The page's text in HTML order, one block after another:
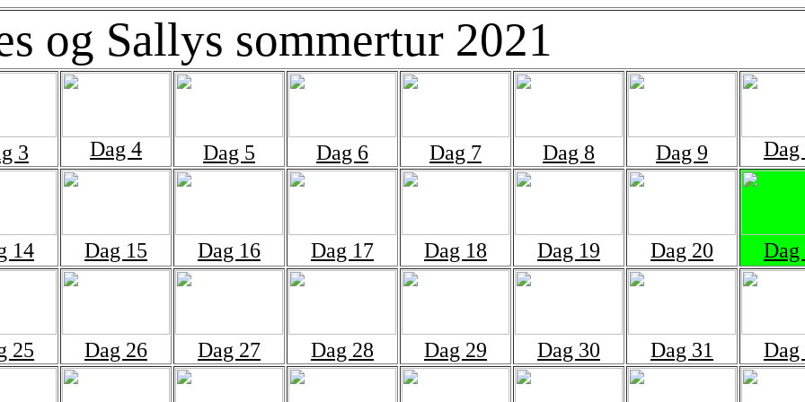
og Sallys sommertur 2021
3 Dag 4 Dag 5 Dag 6 Dag 7 Dag 8 Dag 9 Dag
14 Dag 15 Dag 16 Dag 17 Dag 18 Dag 19 Dag 20 Dag
25 Dag 26 Dag 27 Dag 28 Dag 29 Dag 30 Dag 31 Dag